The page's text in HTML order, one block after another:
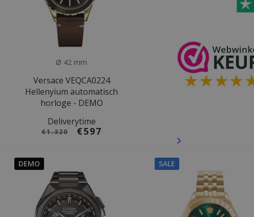
Ø 42 mm
Versace VEQCA0224
Hellenyium automatisch
horloge - DEMO
Deliverytime
€1.320 €597
DEMO SALE